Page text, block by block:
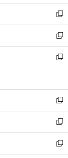
開
く
ウ
で
開
く
ン
ド
ウ
で
開
く
ウ
ィ
ン
ド
ウ
で
開
し
い
ウ
ィ
ン
ド
ウ
開
く
新
し
い
ウ
ィ
ン
ウ
で
開
く
新
し
い
ウ
ン
ド
ウ
で
開
く
新
し
ウ
ィ
ン
ド
ウ
で
開
新
し
い
ウ
ィ
ン
新
し
い
ウ
新
し